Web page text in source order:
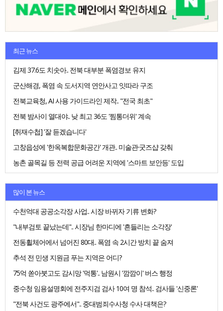
최근 뉴스
김제 37.6도 치솟아.. 전북 대부분 폭염경보 유지
군산해경, 폭염 속 도서지역 연안사고 잇따라 구조
전북교육청, AI 사용 가이드라인 제작.. "전국 최초"
전북 밤사이 열대야.. 낮 최고 36도 '찜통더위' 계속
[취재수첩] '잘 듣겠습니다'
고창읍성에 '한옥복합문화공간' 개관.. 미술관·굿즈샵 갖춰
농촌 골목길 등 전력 공급 어려운 지역에 '스마트 보안등' 도입
많이 본 뉴스
수천억대 공공소각장 사업.. 시장 바뀌자 기류 변화?
"내부검토 끝났는데".. 시장님 한마디에 '흔들리는 소각장'
전동휠체어에서 넘어진 80대.. 폭염 속 2시간 방치 끝 숨져
추석 전 민생 지원금 푸는 지역은 어디?
75억 쏟아붓고도 감시망 '먹통'.. 남원시 '깜깜이' 버스 행정
중수청 임용설명회에 전주지검 검사 10여 명 참석.. 검사들 '신중론'
"전북 사건도 광주에서".. 중대범죄수사청 수사 대책은?